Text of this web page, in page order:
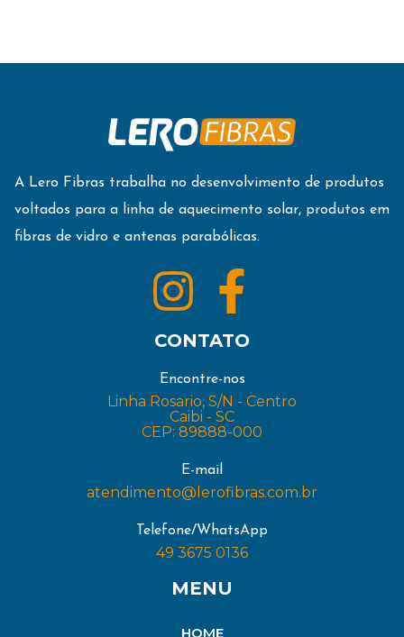
A Lero Fibras trabalha no desenvolvimento de produtos
voltados para a linha de aquecimento solar, produtos em
fibras de vidro e antenas parabólicas.
CONTATO
Encontre-nos
Linha Rosario, S/N - Centro
Caibi - SC
CEP: 89888-000
E-mail
atendimento@lerofibras.com.br
Telefone/WhatsApp
49 3675 0136
MENU
HOME